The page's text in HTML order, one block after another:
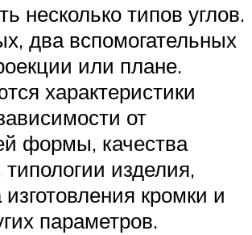
несколько типов углов.
два вспомогательных
или плане.
характеристики
от
формы, качества
типологии изделия,
кромки и
параметров.